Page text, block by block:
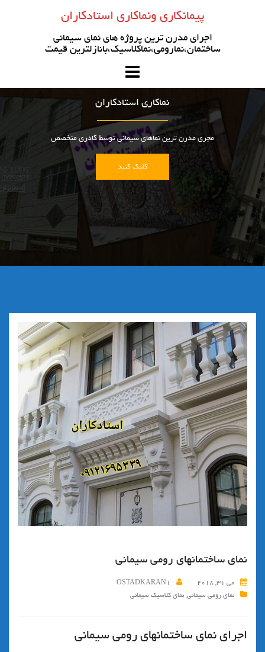
پیمانکاری ونماکاری استادکاران
اجرای مدرن ترین پروژه های نمای سیمانی
ساختمان،نمارومی،نماکلاسیک،بانازلترین قیمت
نماکاری استادکاران
مجری مدرن ترین نماهای سیمانی توسط کادری متخصص
کلیک کنید
نمای ساختمانهای رومی سیمانی
می 31, 2018
OSTADKARAN1
نمای رومی سیمانی,نمای کلاسیک سیمانی
اجرای نمای ساختمانهای رومی سیمانی